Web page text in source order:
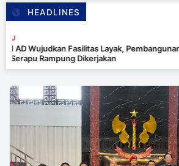
HEADLINES
Wujudkan Fasilitas Layak, Pembangunan MCK
Rampung Dikerjakan